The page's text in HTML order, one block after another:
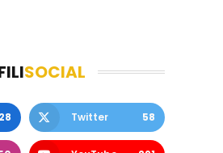
SOCIAL
Twitter 58